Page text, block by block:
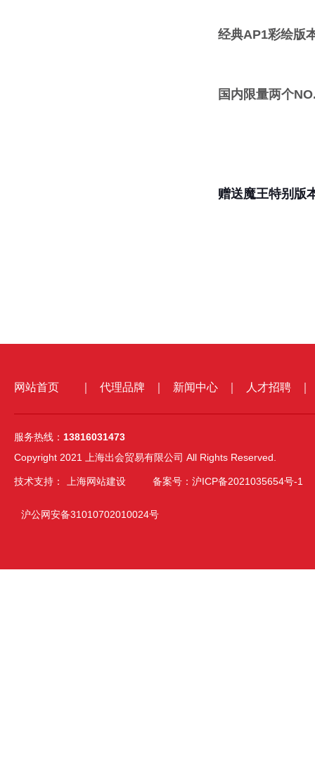
经典AP1彩绘版
国内限量两个
赠送魔王特别版
网站首页 代理品牌 新闻中心 人才招聘
服务热线： 13816031473
Copyright 2021 上海出会贸易有限公司 All Rights Reserved.
技术支持： 上海网站建设 备案号：沪ICP备2021035654号-1
沪公网安备31010702010024号